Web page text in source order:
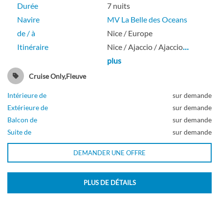
Durée
7 nuits
Navire
MV La Belle des Oceans
de / à
Nice / Europe
Itinéraire
Nice / Ajaccio / Ajaccio…
plus
Cruise Only,Fleuve
Intérieure de
sur demande
Extérieure de
sur demande
Balcon de
sur demande
Suite de
sur demande
DEMANDER UNE OFFRE
PLUS DE DÉTAILS